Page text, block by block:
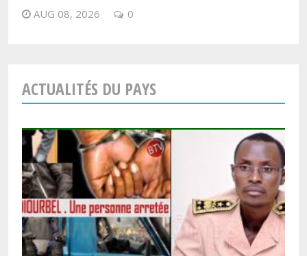
AUG 08, 2026 0
ACTUALITÉS DU PAYS